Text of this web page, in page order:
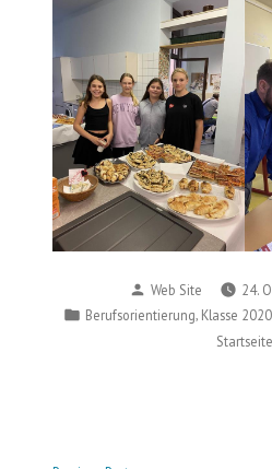
Posted
by
Web Site
24.
Posted
Berufsorientierung Klasse 2020,
Startseite